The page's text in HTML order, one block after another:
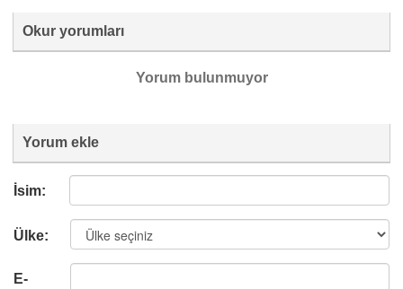
Okur yorumları
Yorum bulunmuyor
Yorum ekle
İsim:
Ülke:
E-